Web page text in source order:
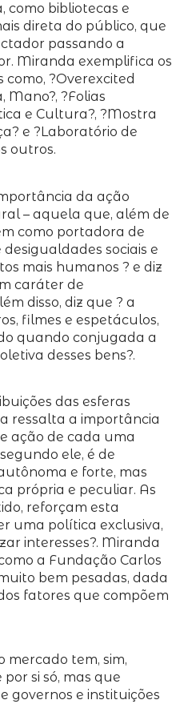
como bibliotecas e
direta do público, que
passando a
Miranda exemplifica os
?Overexcited
Mano?, ?Folias
e Cultura?, ?Mostra
e ?Laboratório de
outros.
da ação
– aquela que, além de
como portadora de
sociais e
mais humanos ? e diz
caráter de
disso, diz que ? a
filmes e espetáculos,
quando conjugada a
desses bens?.
das esferas
ressalta a importância
ação de cada uma
ele, é de
e forte, mas
própria e peculiar. As
reforçam esta
uma política exclusiva,
interesses?. Miranda
a Fundação Carlos
bem pesadas, dada
fatores que compõem
mercado tem, sim,
si só, mas que
governos e instituições